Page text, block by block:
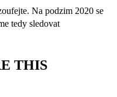
Na podzim 2020 se
tedy sledovat
THIS